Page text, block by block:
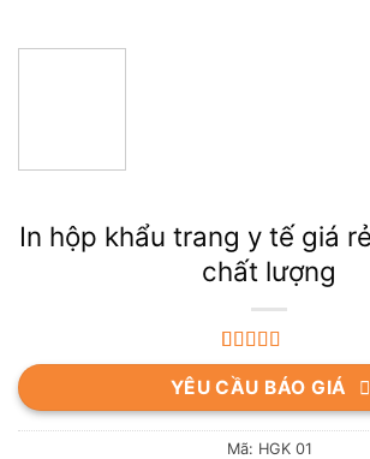
In hộp khẩu trang y tế giá
chất lượng
5.00trên 5
dựa trên
2
đánh giá
YÊU CẦU BÁO GIÁ
Mã: HGK 01